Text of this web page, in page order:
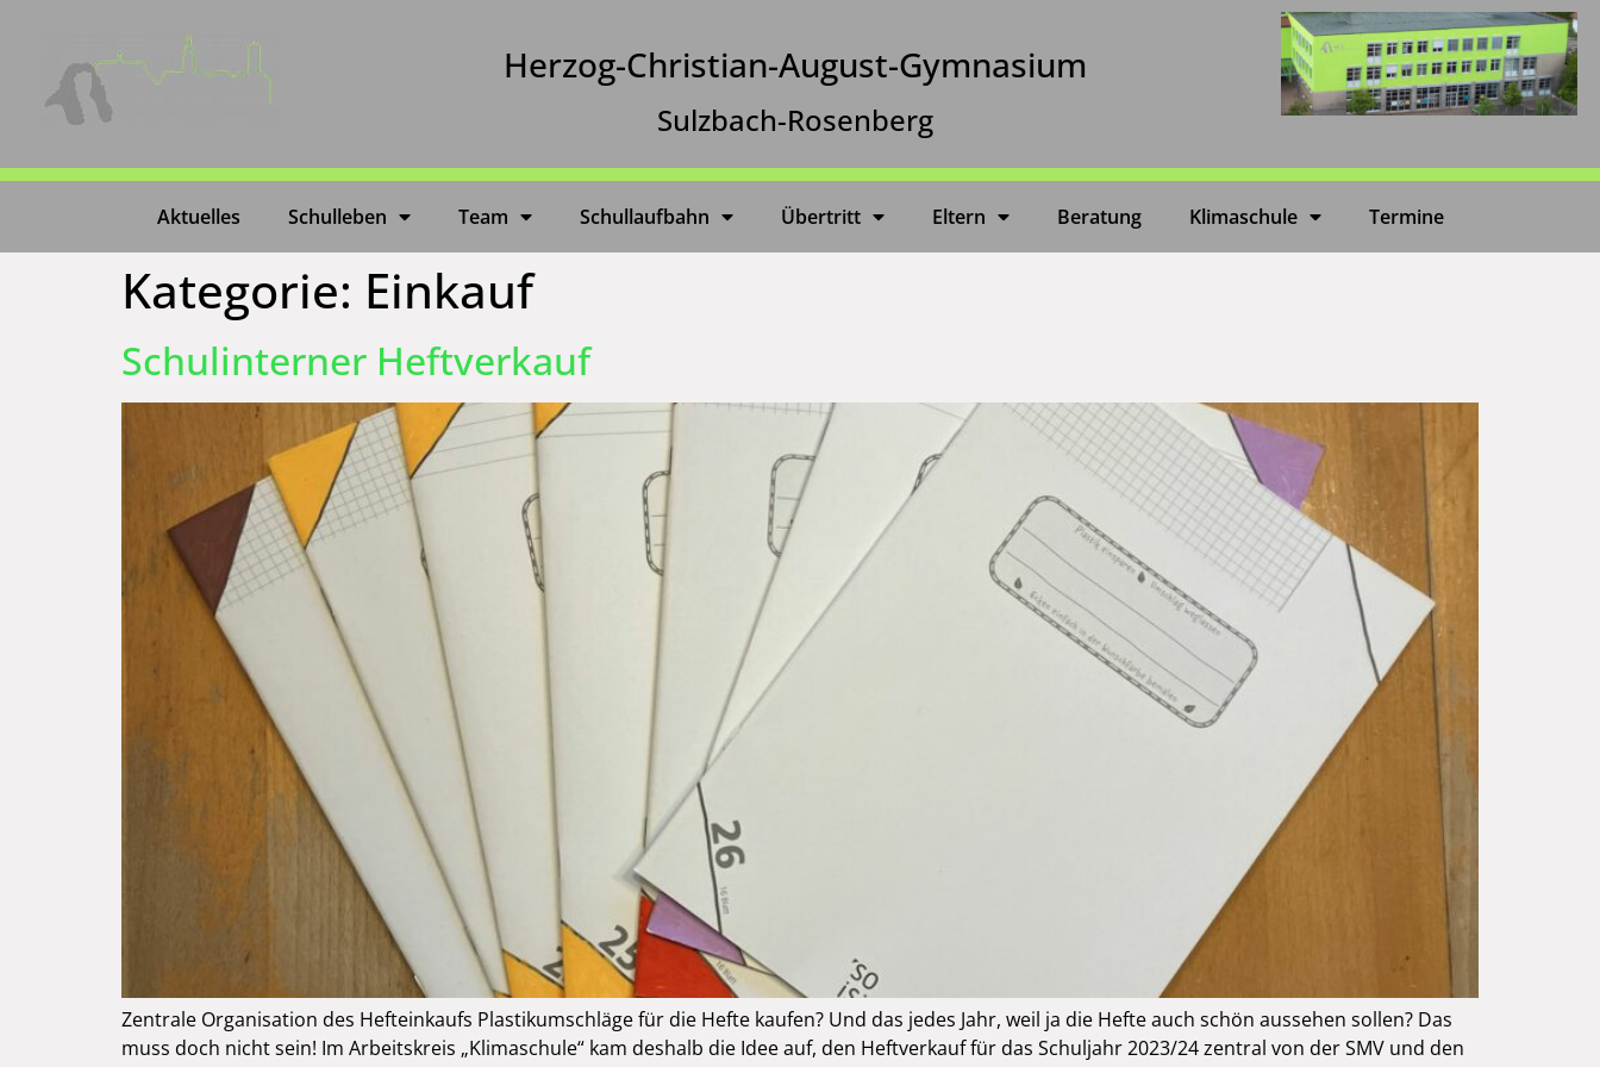
Herzog-Christian-August-Gymnasium
Sulzbach-Rosenberg
Aktuelles Schulleben Team Schullaufbahn Übertritt Eltern Beratung Klimaschule Termine
Kategorie: Einkauf
Schulinterner Heftverkauf
Zentrale Organisation des Hefteinkaufs Plastikumschläge für die Hefte kaufen? Und das jedes Jahr, weil ja die Hefte auch schön aussehen sollen? Das
muss doch nicht sein! Im Arbeitskreis „Klimaschule“ kam deshalb die Idee auf, den Heftverkauf für das Schuljahr 2023/24 zentral von der SMV und den